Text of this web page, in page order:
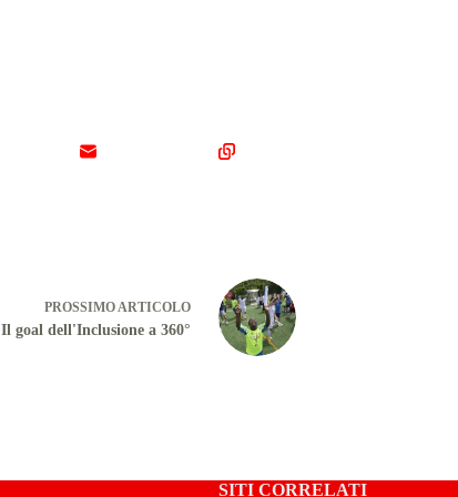
PROSSIMO ARTICOLO
Il goal dell'Inclusione a 360°
SITI CORRELATI